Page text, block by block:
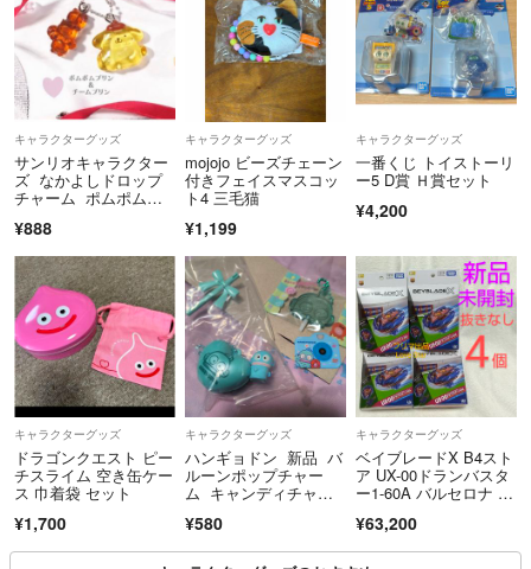
キャラクターグッズ
サンリオキャラクター
ズ なかよしドロップ
チャーム ポムポムプ
¥888
キャラクターグッズ
mojojo ビーズチェーン
付きフェイスマスコッ
ト4 三毛猫
¥1,199
キャラクターグッズ
一番くじ トイストーリ
ー5 D賞 Ｈ賞セット
¥4,200
キャラクターグッズ
ドラゴンクエスト ピー
チスライム 空き缶ケー
ス 巾着袋 セット
¥1,700
キャラクターグッズ
ハンギョドン 新品 バ
ルーンポップチャー
ム キャンディチャー
¥580
キャラクターグッズ
ベイブレードX B4スト
ア UX-00ドランバスタ
ー1-60A バルセロナ 4
¥63,200